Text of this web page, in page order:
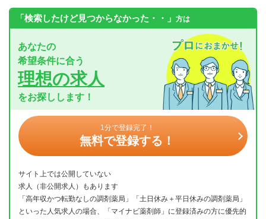
「検索したけど見つからなかった・・」 方は
あなたの
希望条件に合う
理想の求人
をお探しします！
1分で登録完了！
無料で登録する！
サイト上では公開していない
求人（非公開求人）もあります
「高年収かつ転勤なしの調剤薬局」「土日休み＋平日休みの調剤薬局」
といった人気求人の場合、「マイナビ薬剤師」に登録済みの方に優先的